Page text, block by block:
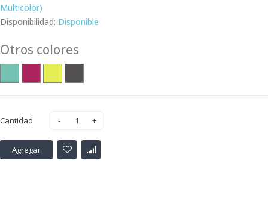
Multicolor)
Disponibilidad: Disponible
Otros colores
Cantidad
Agregar